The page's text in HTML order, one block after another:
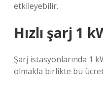
etkileyebilir.
Hızlı şarj 1
Şarj istasyonlarında 1
olmakla birlikte bu